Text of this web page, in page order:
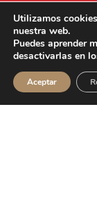
Utilizamos
nuestra web.
Puedes aprender
desactivarlas en
Aceptar